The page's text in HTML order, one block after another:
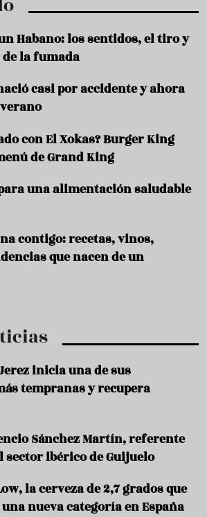
Habano: los sentidos, el tiro y
la fumada
casi por accidente y ahora
con El Xokas? Burger King
de Grand King
una alimentación saludable
contigo: recetas, vinos,
que nacen de un
inicia una de sus
tempranas y recupera
Sánchez Martín, referente
ibérico de Guijuelo
la cerveza de 2,7 grados que
nueva categoría en España